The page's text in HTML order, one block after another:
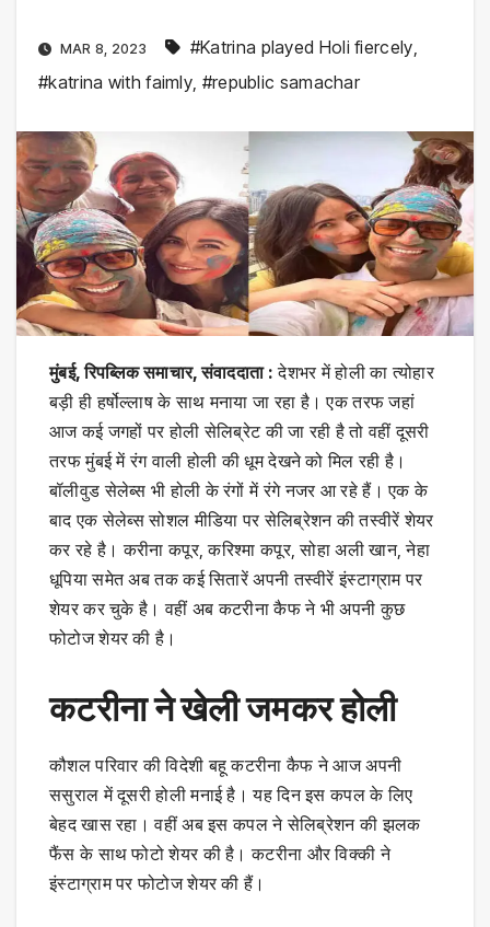
MAR 8, 2023 #Katrina played Holi fiercely
#katrina with faimly #republic samachar
मुंबई, रिपब्लिक समाचार, संवाददाता : देशभर में होली का त्योहार
बड़ी ही हर्षोल्लाष के साथ मनाया जा रहा है। एक तरफ जहां
आज कई जगहों पर होली सेलिब्रेट की जा रही है तो वहीं दूसरी
तरफ मुंबई में रंग वाली होली की धूम देखने को मिल रही है।
बॉलीवुड सेलेब्स भी होली के रंगों में रंगे नजर आ रहे हैं। एक के
बाद एक सेलेब्स सोशल मीडिया पर सेलिब्रेशन की तस्वीरें शेयर
कर रहे है। करीना कपूर, करिश्मा कपूर, सोहा अली खान, नेहा
धूपिया समेत अब तक कई सितारें अपनी तस्वीरें इंस्टाग्राम पर
शेयर कर चुके है। वहीं अब कटरीना कैफ ने भी अपनी कुछ
फोटोज शेयर की है।
कटरीना ने खेली जमकर होली
कौशल परिवार की विदेशी बहू कटरीना कैफ ने आज अपनी
ससुराल में दूसरी होली मनाई है। यह दिन इस कपल के लिए
बेहद खास रहा। वहीं अब इस कपल ने सेलिब्रेशन की झलक
फैंस के साथ फोटो शेयर की है। कटरीना और विक्की ने
इंस्टाग्राम पर फोटोज शेयर की हैं।